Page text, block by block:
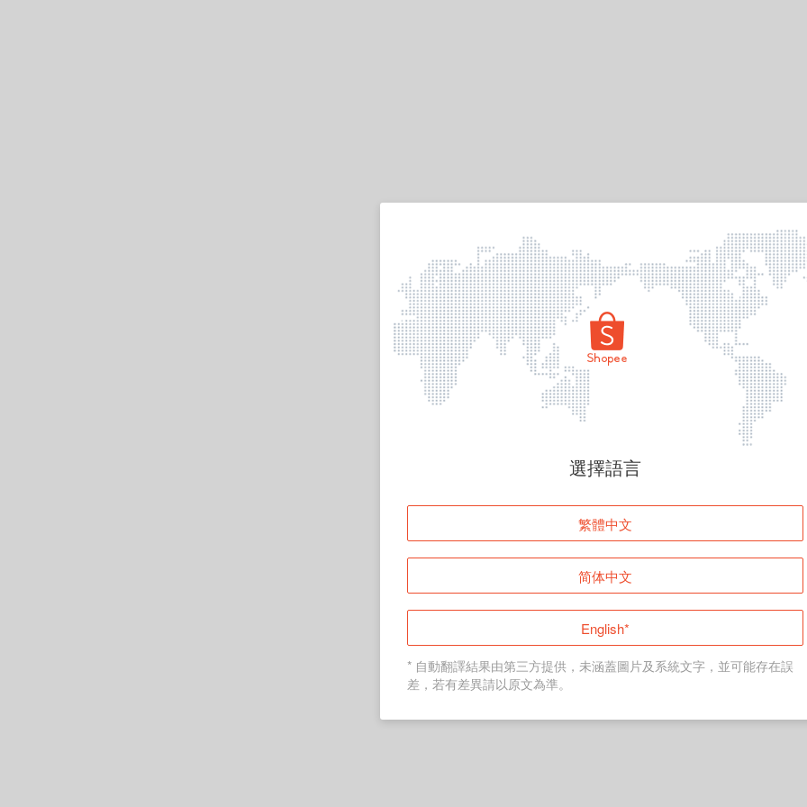
頁面無法顯示
登入
返回首頁
選擇語言
繁體中文
简体中文
English*
* 自動翻譯結果由第三方提供，未涵蓋圖片及系統文字，並可能存在誤
差，若有差異請以原文為準。